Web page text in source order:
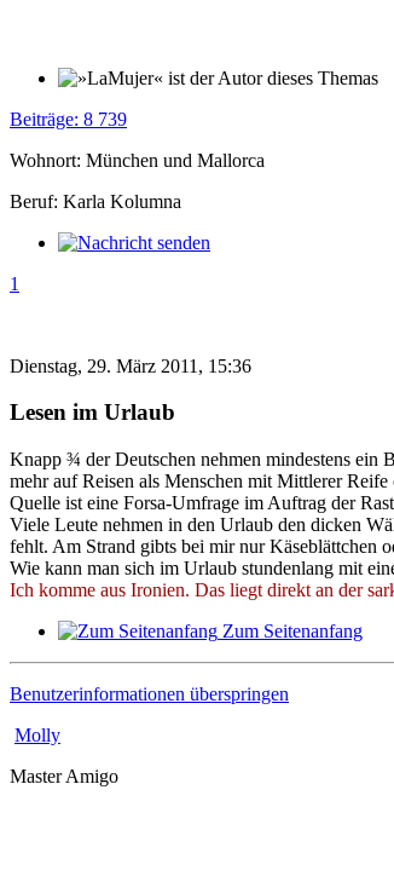
Beiträge: 8 739
Wohnort: München und Mallorca
Beruf: Karla Kolumna
1
Dienstag, 29. März 2011, 15:36
Lesen im Urlaub
Knapp ¾ der Deutschen nehmen mindestens ein
mehr auf Reisen als Menschen mit Mittlerer Reife
Quelle ist eine Forsa-Umfrage im Auftrag der
Viele Leute nehmen in den Urlaub den dicken
fehlt. Am Strand gibts bei mir nur Käseblättchen
Wie kann man sich im Urlaub stundenlang mit
Ich komme aus Ironien. Das liegt direkt an der
Zum Seitenanfang
Benutzerinformationen überspringen
Molly
Master Amigo